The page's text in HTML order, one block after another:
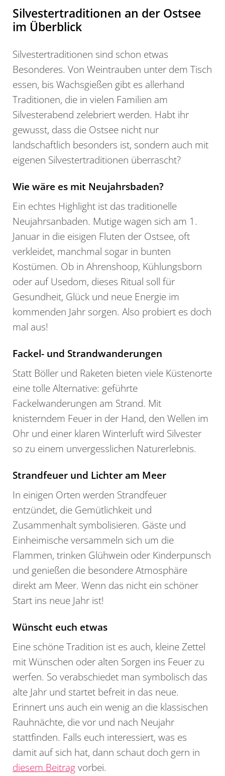
Silvestertraditionen an der Ostsee
im Überblick
Silvestertraditionen sind schon etwas
Besonderes. Von Weintrauben unter dem Tisch
essen, bis Wachsgießen gibt es allerhand
Traditionen, die in vielen Familien am
Silvesterabend zelebriert werden. Habt ihr
gewusst, dass die Ostsee nicht nur
landschaftlich besonders ist, sondern auch mit
eigenen Silvestertraditionen überrascht?
Wie wäre es mit Neujahrsbaden?
Ein echtes Highlight ist das traditionelle
Neujahrsanbaden. Mutige wagen sich am 1.
Januar in die eisigen Fluten der Ostsee, oft
verkleidet, manchmal sogar in bunten
Kostümen. Ob in Ahrenshoop, Kühlungsborn
oder auf Usedom, dieses Ritual soll für
Gesundheit, Glück und neue Energie im
kommenden Jahr sorgen. Also probiert es doch
mal aus!
Fackel- und Strandwanderungen
Statt Böller und Raketen bieten viele Küstenorte
eine tolle Alternative: geführte
Fackelwanderungen am Strand. Mit
knisterndem Feuer in der Hand, den Wellen im
Ohr und einer klaren Winterluft wird Silvester
so zu einem unvergesslichen Naturerlebnis.
Strandfeuer und Lichter am Meer
In einigen Orten werden Strandfeuer
entzündet, die Gemütlichkeit und
Zusammenhalt symbolisieren. Gäste und
Einheimische versammeln sich um die
Flammen, trinken Glühwein oder Kinderpunsch
und genießen die besondere Atmosphäre
direkt am Meer. Wenn das nicht ein schöner
Start ins neue Jahr ist!
Wünscht euch etwas
Eine schöne Tradition ist es auch, kleine Zettel
mit Wünschen oder alten Sorgen ins Feuer zu
werfen. So verabschiedet man symbolisch das
alte Jahr und startet befreit in das neue.
Erinnert uns auch ein wenig an die klassischen
Rauhnächte, die vor und nach Neujahr
stattfinden. Falls euch interessiert, was es
damit auf sich hat, dann schaut doch gern in
diesem Beitragvorbei.